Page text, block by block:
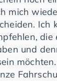
mich
Ich
die
und